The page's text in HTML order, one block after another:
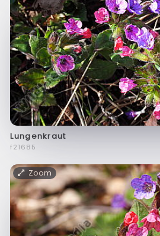
Lungenkraut
f21685
Zoom